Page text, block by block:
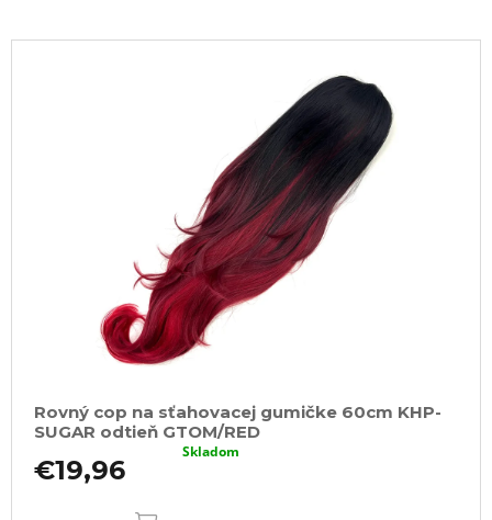
V
Rovný cop na sťahovacej gumičke 60cm KHP-
SUGAR odtieň GTOM/RED
€19,96
Skladom